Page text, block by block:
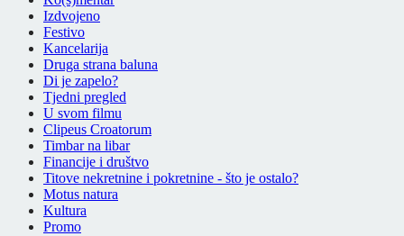
Izdvojeno
Festivo
Kancelarija
Druga strana baluna
Di je zapelo?
Tjedni pregled
U svom filmu
Clipeus Croatorum
Timbar na libar
Financije i društvo
Titove nekretnine i pokretnine - što je ostalo?
Motus natura
Kultura
Promo